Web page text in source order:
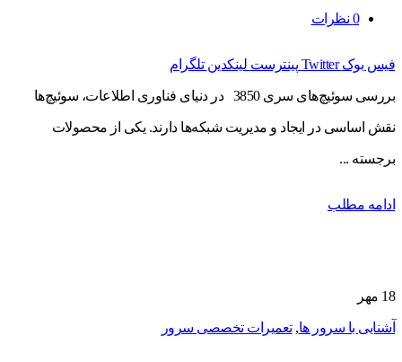
0 نظرات
فیس بوک Twitter پینترست لینکدین تلگرام
بررسی سوئیچ‌های سری 3850 در دنیای فناوری اطلاعات، سوئیچ‌ها
نقش اساسی در ایجاد و مدیریت شبکه‌ها دارند. یکی از محصولات
برجسته ...
ادامه مطلب
18 مهر
آشنایی با سرور ها,تعمیرات تخصصی سرور